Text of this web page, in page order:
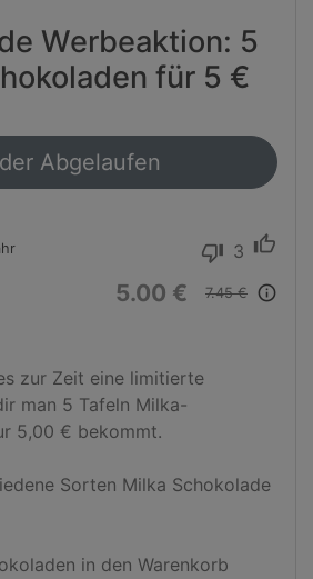
Werbeaktion: 5
für 5 €
Abgelaufen
thumb_down 3 thumb_up
5.00 € 7.45 € info_outline
zur Zeit eine limitierte
man 5 Tafeln Milka-
5,00 € bekommt.
Sorten Milka Schokolade
in den Warenkorb